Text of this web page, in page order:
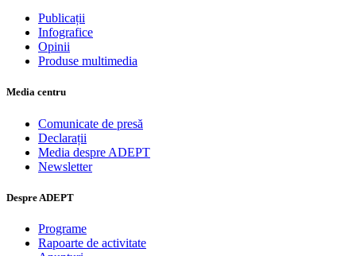
Publicații
Infografice
Opinii
Produse multimedia
Media centru
Comunicate de presă
Declarații
Media despre ADEPT
Newsletter
Despre ADEPT
Programe
Rapoarte de activitate